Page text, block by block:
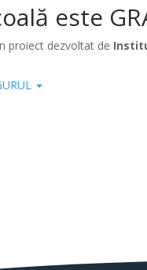
este
proiect dezvoltat de